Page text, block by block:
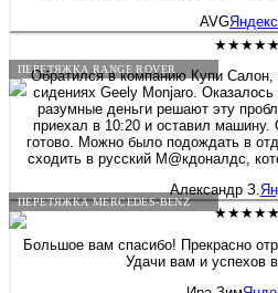
ПЕРЕТЯЖКА RANGE ROVER
ПЕРЕТЯЖКА MERCEDES-BENZ
Уверенно знак
AVGЯндекс
★★★★★
Обратился в компанию Купи Салон,
сидениях Geely Monjaro. Оказалось
разумные деньги решают эту
приехал в 10:20 и оставил машину.
готово. Можно было подождать в
сходить в русский М@кдоналдс,
аккуратно, места действительно
хотел! Фото до и после прилагаю.
Александр З.
★★★★★
Большое вам спасибо! Прекрасно
Удачи вам и успехов